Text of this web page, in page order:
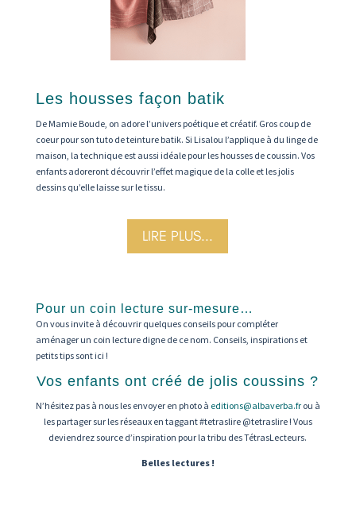
Les housses façon batik
De Mamie Boude, on adore l’univers poétique et créatif. Gros coup de
coeur pour son tuto de teinture batik. Si Lisalou l’applique à du linge de
maison, la technique est aussi idéale pour les housses de coussin. Vos
enfants adoreront découvrir l’effet magique de la colle et les jolis
dessins qu’elle laisse sur le tissu.
LIRE PLUS...
Pour un coin lecture sur-mesure…
On vous invite à découvrir quelques conseils pour compléter
aménager un coin lecture digne de ce nom. Conseils, inspirations et
petits tips sont ici !
Vos enfants ont créé de jolis coussins ?
N’hésitez pas à nous les envoyer en photo à editions@albaverba.frou à
les partager sur les réseaux en taggant #tetraslire @tetraslire ! Vous
deviendrez source d’inspiration pour la tribu des TétrasLecteurs.
Belles lectures !